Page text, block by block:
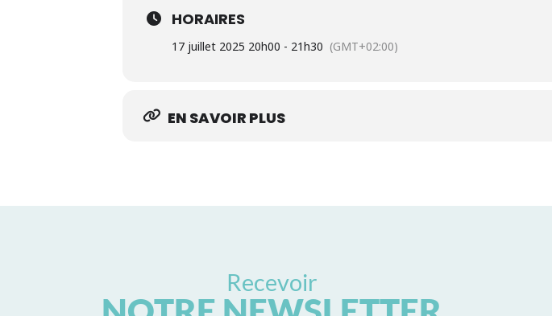
HORAIRES
17 juillet 2025 20h00 - 21h30 (GMT+02:00)
EN SAVOIR PLUS
Recevoir